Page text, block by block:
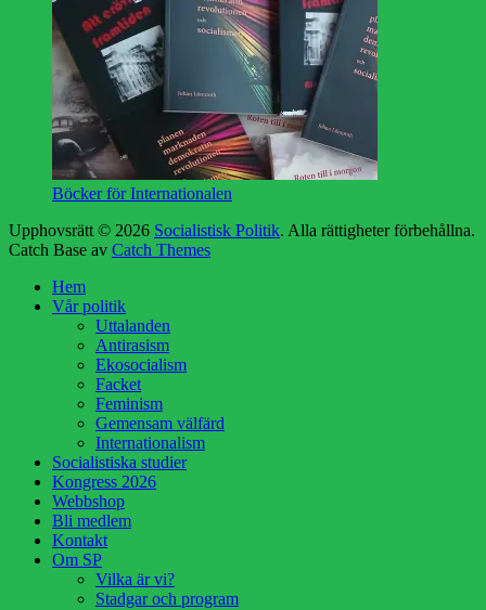
Böcker för Internationalen
Upphovsrätt © 2026 Socialistisk Politik. Alla rättigheter förbehållna.
Catch Base av Catch Themes
Hem
Vår politik
Uttalanden
Antirasism
Ekosocialism
Facket
Feminism
Gemensam välfärd
Internationalism
Socialistiska studier
Kongress 2026
Webbshop
Bli medlem
Kontakt
Om SP
Vilka är vi?
Stadgar och program